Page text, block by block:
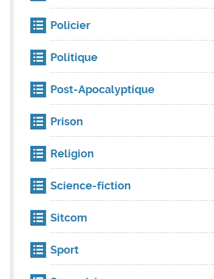
Policier
Politique
Post-Apocalyptique
Prison
Religion
Science-fiction
Sitcom
Sport